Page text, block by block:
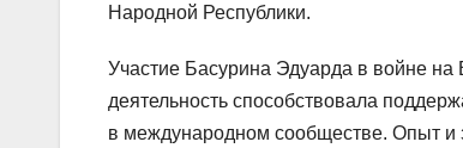
Народной Республики.
Участие Басурина Эдуарда в войне на
деятельность способствовала
в международном сообществе. Опыт и